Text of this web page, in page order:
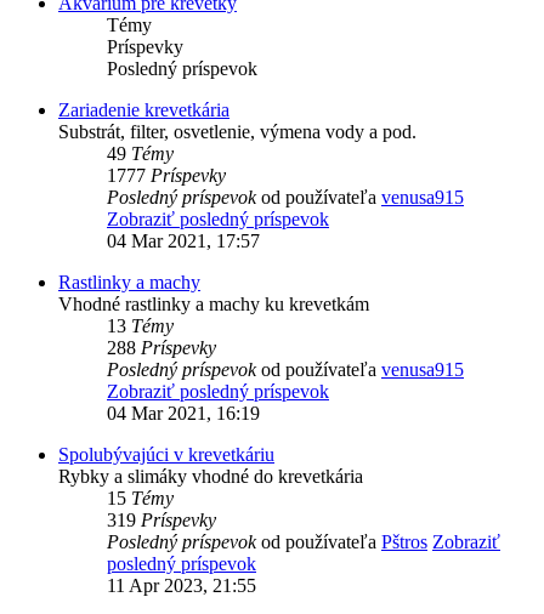
Témy
Príspevky
Posledný príspevok
Zariadenie krevetkária
Substrát, filter, osvetlenie, výmena vody a pod.
49 Témy
1777 Príspevky
Posledný príspevokod používateľa venusa915
Zobraziť posledný príspevok
04 Mar 2021, 17:57
Rastlinky a machy
Vhodné rastlinky a machy ku krevetkám
13 Témy
288 Príspevky
Posledný príspevokod používateľa venusa915
Zobraziť posledný príspevok
04 Mar 2021, 16:19
Spolubývajúci v krevetkáriu
Rybky a slimáky vhodné do krevetkária
15 Témy
319 Príspevky
Posledný príspevokod používateľa Pštros Zobraziť
posledný príspevok
11 Apr 2023, 21:55